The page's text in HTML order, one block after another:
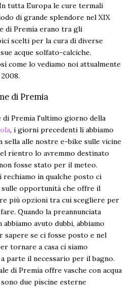
tutta Europa le cure termali
di grande splendore nel XIX
di Premia erano tra gli
scelti per la cura di diverse
acque solfato-calciche.
come lo vediamo noi attualmente
di Premia
di Premia l'ultimo giorno della
, i giorni precedenti li abbiamo
sella alle nostre e-bike sulle vicine
rientro lo avremmo destinato
fosse stato per il meteo.
rechiamo in qualche posto ci
sulle opportunità che offre il
più opzioni tra cui scegliere per
Quando la preannunciata
avuto dubbi, abbiamo
sapere se ci fosse posto e nel
tornare a casa ci siamo
parte il necessario per il bagno.
di Premia offre vasche con acqua
due piscine esterne